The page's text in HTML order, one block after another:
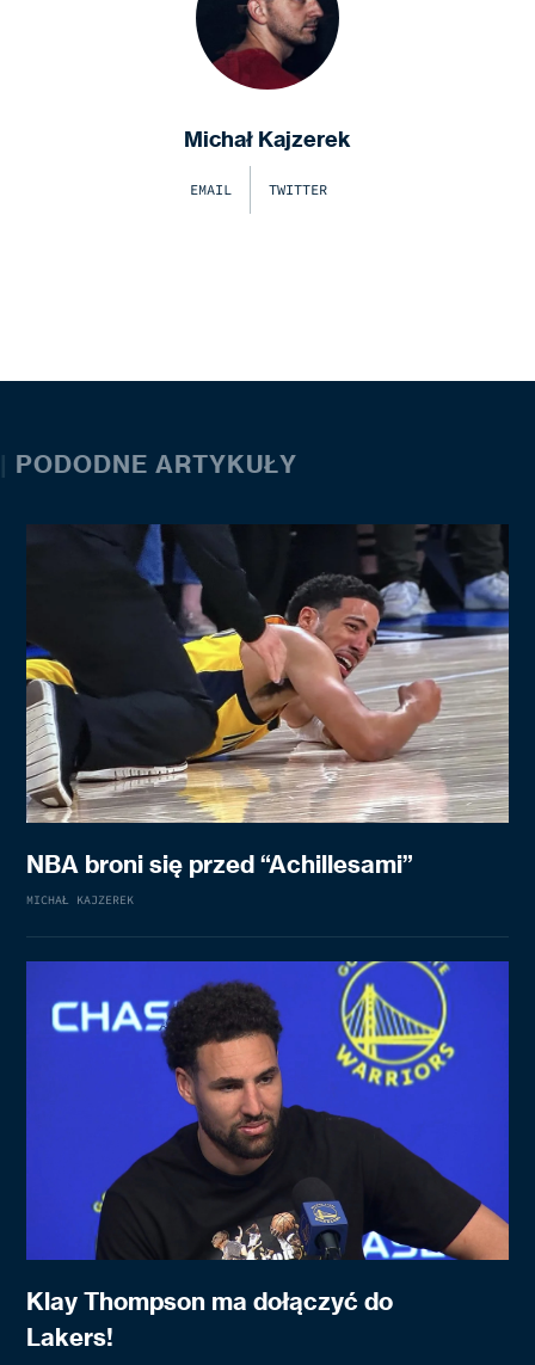
Michał Kajzerek
EMAIL TWITTER
| PODODNE ARTYKUŁY
NBA broni się przed “Achillesami”
MICHAŁ KAJZEREK
Klay Thompson ma dołączyć do
Lakers!